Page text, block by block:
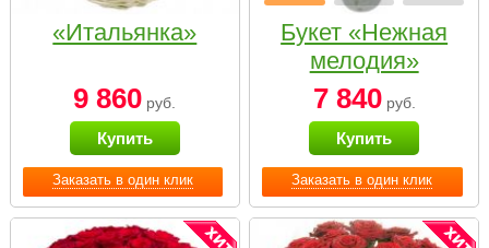
Заказать в один клик
«Итальянка»
9 860 руб.
Купить
Заказать в один клик
Букет «Нежная
мелодия»
7 840руб.
Купить